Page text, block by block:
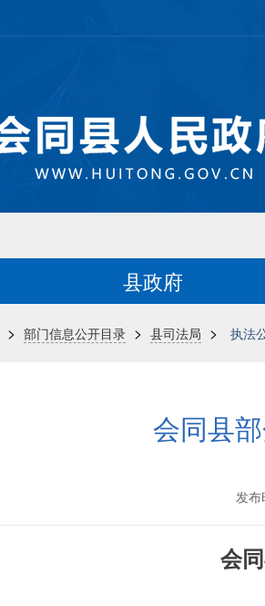
县政府
> 部门信息公开目录 > 县司法局 > 执法
会同县
发
会